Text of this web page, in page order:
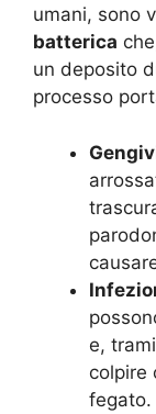
umani, sono
batterica
un deposito
processo
e,
colpire
fegato.